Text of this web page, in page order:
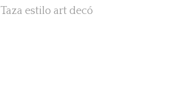
Taza estilo art decó